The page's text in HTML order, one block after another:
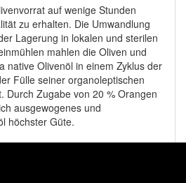
auf wenige Stunden
zu erhalten. Die Umwandlung
Lagerung in lokalen und sterilen
mahlen die Oliven und
native Olivenöl in einem Zyklus der
Fülle seiner organoleptischen
Durch Zugabe von 20 % Orangen
ausgewogenes und
höchster Güte.